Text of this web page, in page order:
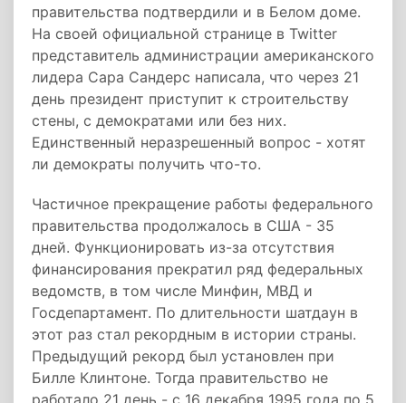
правительства подтвердили и в Белом доме.
На своей официальной странице в Twitter
представитель администрации американского
лидера Сара Сандерс написала, что через 21
день президент приступит к строительству
стены, с демократами или без них.
Единственный неразрешенный вопрос - хотят
ли демократы получить что-то.
Частичное прекращение работы федерального
правительства продолжалось в США - 35
дней. Функционировать из-за отсутствия
финансирования прекратил ряд федеральных
ведомств, в том числе Минфин, МВД и
Госдепартамент. По длительности шатдаун в
этот раз стал рекордным в истории страны.
Предыдущий рекорд был установлен при
Билле Клинтоне. Тогда правительство не
работало 21 день - с 16 декабря 1995 года по 5